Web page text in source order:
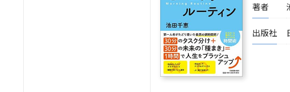
著者
出版社